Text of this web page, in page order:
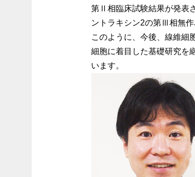
第Ⅱ相臨床試験結果が発表
ントラキシン2の第Ⅲ相無作
このように、今後、線維細
細胞に着目した基礎研究を
います。